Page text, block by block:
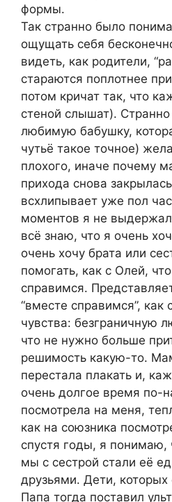
формы.
Так странно было
ощущать себя
видеть, как родители,
стараются поплотнее
потом кричат так, что
стеной слышат).
любимую бабушку,
чутьё такое точное)
плохого, иначе почему
прихода снова
всхлипывает уже пол
моментов я не
всё знаю, что я очень
очень хочу брата или
помогать, как с Олей,
справимся.
“вместе справимся”, как
чувства: безграничную
что не нужно больше
решимость какую-то.
перестала плакать и,
очень долгое время по-
посмотрела на меня,
как на союзника
спустя годы, я понимаю,
мы с сестрой стали её
друзьями. Дети,
Папа тогда поставил